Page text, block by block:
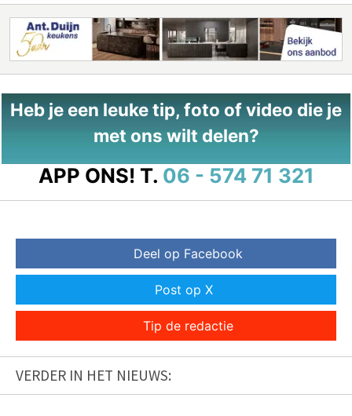
Heb je een leuke tip, foto of video die je
met ons wilt delen?
APP ONS! T. 06 - 574 71 321
Deel op Facebook
Post op X
Tip de redactie
VERDER IN HET NIEUWS: